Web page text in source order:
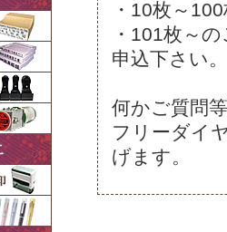
・10枚～
・101枚～
申込下さい。
何かご質問
フリーダイ
げます。